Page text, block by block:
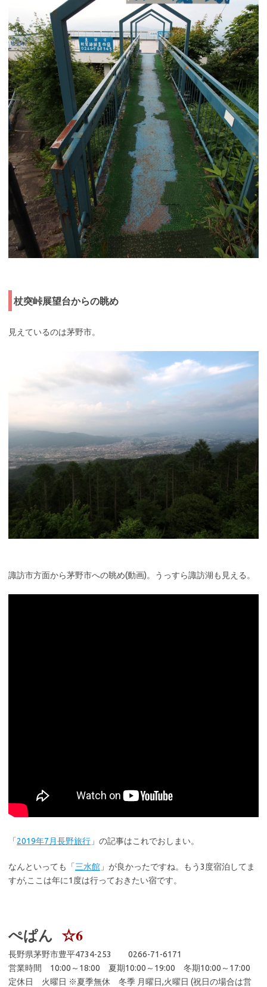
杖突峠展望台からの眺め
見えているのは茅野市。
諏訪市方面から茅野市への眺め(動画)。うっすら諏訪湖も見える。
「2019年7月長野旅行 」の記事はこれでおしまい。
なんといっても「三水館 」が良かったですね。もう3度宿泊してま
すが,ここは年に1度は行っておきたい宿です。
ぺぱん ☆6
長野県茅野市豊平4734-253 0266-71-6171
営業時間 10:00～18:00 夏期10:00～19:00 冬期10:00～17:00
定休日 火曜日 ※夏季無休 冬季 月曜日,火曜日 (祝日の場合は営